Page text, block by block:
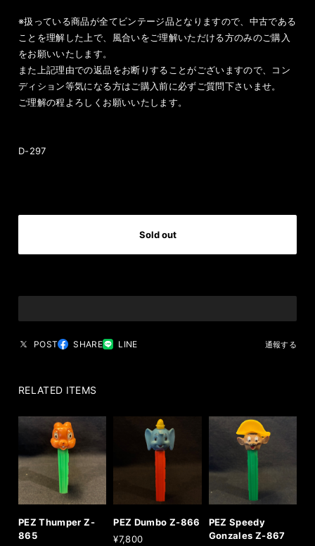
※扱っている商品が全てビンテージ品となりますので、中古である
ことを理解した上で、風合いをご理解いただける方のみのご購入
をお願いいたします。
また上記理由での返品をお断りすることがございますので、コン
ディション等気になる方はご購入前に必ずご質問下さいませ。
ご理解の程よろしくお願いいたします。
D-297
Sold out
POST SHARE LINE 通報する
RELATED ITEMS
PEZ Thumper Z-
865
PEZ Dumbo Z-866
¥7,800
PEZ Speedy
Gonzales Z-867